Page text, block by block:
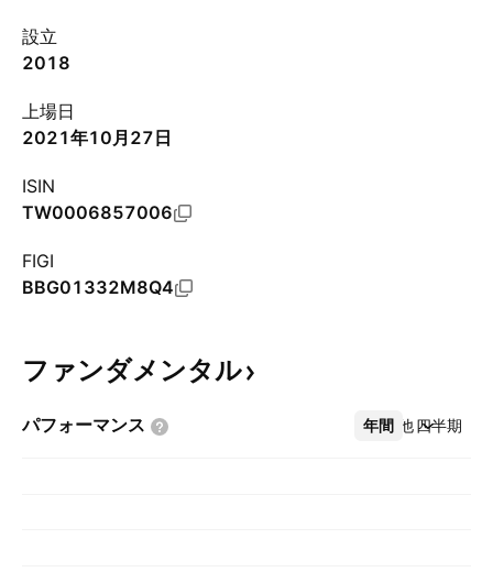
設立
2018
上場日
2021年10月27日
ISIN
TW0006857006
FIGI
BBG01332M8Q4
ファンダメンタル
パフォーマンス 年間 四半期
その他